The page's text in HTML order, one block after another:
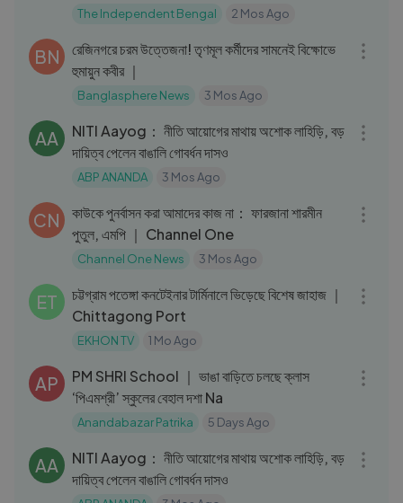
BGB সংকট
The Independent Bengal 2 Mos Ago
BN
রেজিনগরে চরম উত্তেজনা! তৃণমূল কর্মীদের সামনেই বিক্ষোভে
হুমায়ুন কবীর ｜
Banglasphere News 3 Mos Ago
AA
NITI Aayog： নীতি আয়োগের মাথায় অশোক লাহিড়ি, বড়
দায়িত্ব পেলেন বাঙালি গোবর্ধন দাসও
ABP ANANDA 3 Mos Ago
CN
কাউকে পুনর্বাসন করা আমাদের কাজ না： ফারজানা শারমীন
পুতুল, এমপি ｜ Channel One
Channel One News 3 Mos Ago
ET
চট্টগ্রাম পতেঙ্গা কনটেইনার টার্মিনালে ভিড়েছে বিশেষ জাহাজ ｜
Chittagong Port
EKHON TV 1 Mo Ago
AP
PM SHRI School ｜ ভাঙা বাড়িতে চলছে ক্লাস
‘পিএমশ্রী’ স্কুলের বেহাল দশা Na
Anandabazar Patrika 5 Days Ago
AA
NITI Aayog： নীতি আয়োগের মাথায় অশোক লাহিড়ি, বড়
দায়িত্ব পেলেন বাঙালি গোবর্ধন দাসও